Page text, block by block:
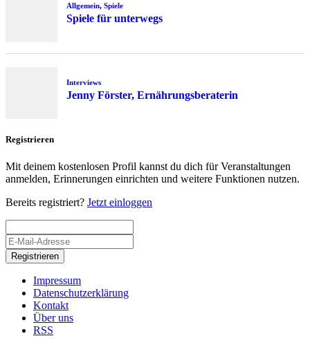
Allgemein, Spiele
Spiele für unterwegs
Interviews
Jenny Förster, Ernährungsberaterin
Registrieren
Mit deinem kostenlosen Profil kannst du dich für Veranstaltungen
anmelden, Erinnerungen einrichten und weitere Funktionen nutzen.
Bereits registriert? Jetzt einloggen
Registrieren
Impressum
Datenschutzerklärung
Kontakt
Über uns
RSS